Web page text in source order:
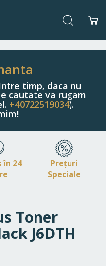
Căutare
timp, daca nu
cautate va rugam
+40722519034).
în 24
Prețuri
Speciale
Toner
J6DTH